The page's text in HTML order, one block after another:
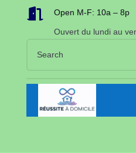
 Open M-F: 10a – 8p
Ouvert du lundi au